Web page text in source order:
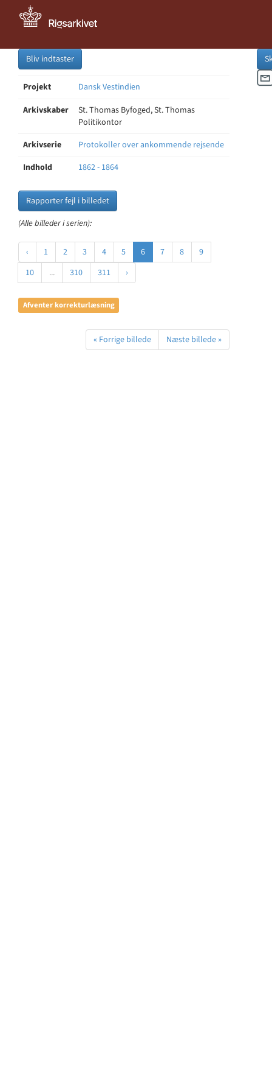
Bliv indtaster
Projekt
Dansk Vestindien
Arkivskaber
St. Thomas Byfoged, St. Thomas
Politikontor
Arkivserie
Protokoller over ankommende rejsende
Indhold
1862 - 1864
Rapporter fejl i billedet
(Alle billeder i serien):
‹ 1 2 3 4 5 6 7 8
9
10
... 310 311 ›
Afventer korrekturlæsning
« Forrige billede Næste billede »